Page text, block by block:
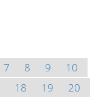
7 8 9
10
18 19
20